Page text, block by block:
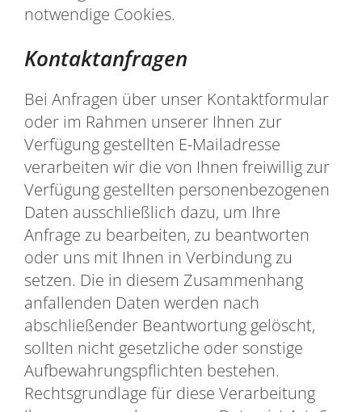
notwendige Cookies.
Kontaktanfragen
Bei Anfragen über unser Kontaktformular
oder im Rahmen unserer Ihnen zur
Verfügung gestellten E-Mailadresse
verarbeiten wir die von Ihnen freiwillig zur
Verfügung gestellten personenbezogenen
Daten ausschließlich dazu, um Ihre
Anfrage zu bearbeiten, zu beantworten
oder uns mit Ihnen in Verbindung zu
setzen. Die in diesem Zusammenhang
anfallenden Daten werden nach
abschließender Beantwortung gelöscht,
sollten nicht gesetzliche oder sonstige
Aufbewahrungspflichten bestehen.
Rechtsgrundlage für diese Verarbeitung